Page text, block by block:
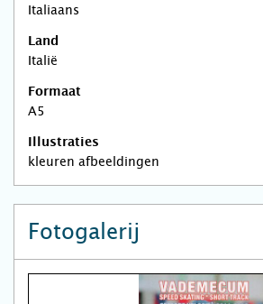
Italiaans
Land
Italië
Formaat
A5
Illustraties
kleuren afbeeldingen
Fotogalerij